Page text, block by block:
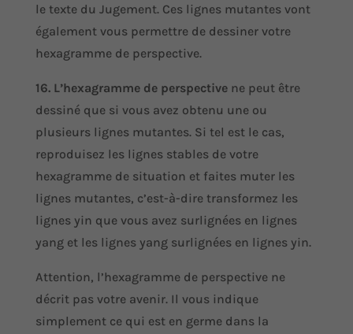
le texte du Jugement. Ces lignes mutantes vont
également vous permettre de dessiner votre
hexagramme de perspective.
16. L’hexagramme de perspectivene peut être
dessiné que si vous avez obtenu une ou
plusieurs lignes mutantes. Si tel est le cas,
reproduisez les lignes stables de votre
hexagramme de situation et faites muter les
lignes mutantes, c’est-à-dire transformez les
lignes yin que vous avez surlignées en lignes
yang et les lignes yang surlignées en lignes yin.
Attention, l’hexagramme de perspective ne
décrit pas votre avenir. Il vous indique
simplement ce qui est en germe dans la